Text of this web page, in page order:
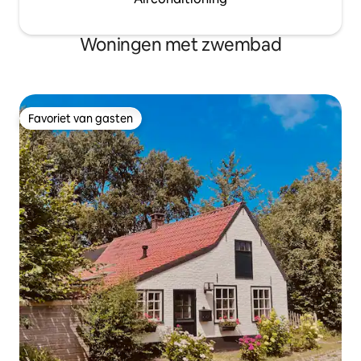
Woningen met zwembad
Favoriet van gasten
Favoriet van gasten